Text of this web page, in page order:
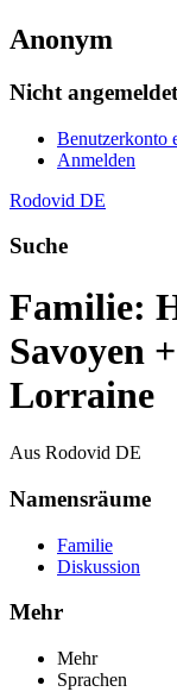
Anonym
Nicht angemeldet
Benutzerkonto
Anmelden
Rodovid DE
Suche
Familie:
Savoyen
Lorraine
Aus Rodovid DE
Namensräume
Familie
Diskussion
Mehr
Mehr
Sprachen